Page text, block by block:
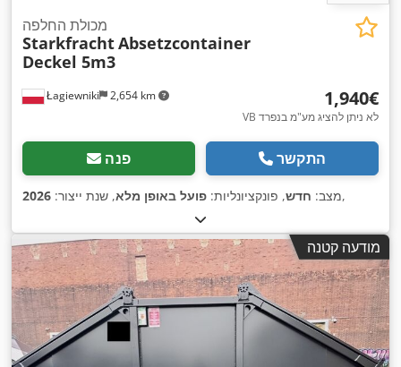
Łagiewniki 2,654 km
מכולת החלפה
StarkfrachtAbsetzcontainer
Deckel 5m3
‏1,940 ‏€
VB לא ניתן להציג מע"מ בנפרד
פנה התקשר
מצב: חדש, פונקציונליות: פועל באופן מלא, שנת ייצור: 2026 ,
מודעה קטנה